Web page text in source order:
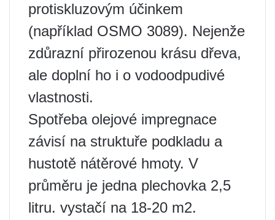
protiskluzovým účinkem
(například OSMO 3089). Nejenže
zdůrazní přirozenou krásu dřeva,
ale doplní ho i o vodoodpudivé
vlastnosti.
Spotřeba olejové impregnace
závisí na struktuře podkladu a
hustotě nátěrové hmoty. V
průměru je jedna plechovka 2,5
litru. vystačí na 18-20 m2.